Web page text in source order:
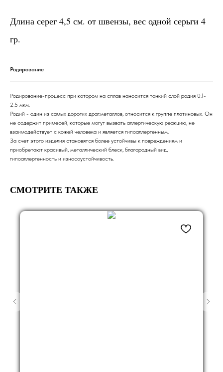
Длина серег 4,5 см. от швензы, вес одной серьги 4
гр.
Родирование
Родирование-процесс при котором на сплав наносится тонкий слой родия 0.1-
2.5 мкм.
Родий - один из самых дорогих драг.металлов, относится к группе платиновых. Он
не содержит примесей, которые могут вызвать аллергическую реакцию, не
взаимодействует с кожей человека и является гипоаллергенным.
За счет этого изделия становятся более устойчивы к повреждениям и
приобретают красивый, металлический блеск, благородный вид,
гипоаллергенность и износоустойчивость.
СМОТРИТЕ ТАКЖЕ